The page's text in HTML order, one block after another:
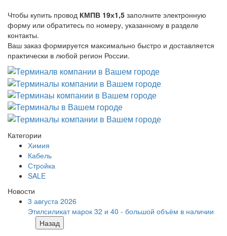
Чтобы купить провод КМПВ 19х1,5 заполните электронную
форму или обратитесь по номеру, указанному в разделе
контакты.
Ваш заказ формируется максимально быстро и доставляется
практически в любой регион России.
Категории
Химия
Кабель
Стройка
SALE
Новости
3 августа 2026
Этилсиликат марок 32 и 40 - большой объём в наличии
Назад